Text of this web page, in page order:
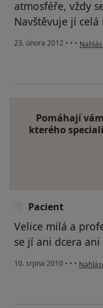
atmosféře, vždy
Navštěvuje jí
23. února 2012 • • • podle
Pomáhají
kterého
Pacient
Velice milá a
se jí ani dcera
10. srpna 2010 • • • podle